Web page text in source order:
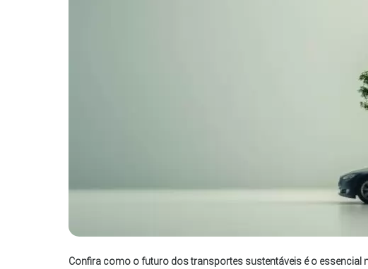
Confira como o futuro dos transportes sustentáveis é o essencial